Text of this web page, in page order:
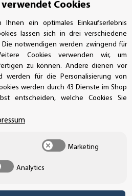
verwendet Cookies
Ihnen ein optimales Einkaufserlebnis
lassen sich in drei verschiedene
Die notwendigen werden zwingend für
Cookies verwenden wir, um
zu können. Andere dienen vor
werden für die Personalisierung von
werden durch 43 Dienste im Shop
entscheiden, welche Cookies Sie
Marketing
Analytics